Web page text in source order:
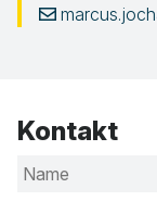
Kontakt